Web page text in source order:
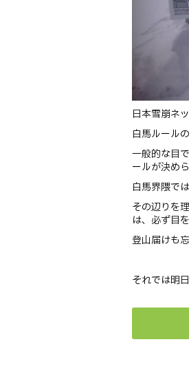
日本雪崩ネ
白馬ルール
一般的な目
ールが決め
白馬界隈で
その辺りを
は、必ず目
登山届けも忘
それでは明